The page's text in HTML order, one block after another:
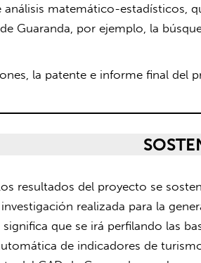
análisis matemático-estadísticos,
Guaranda, por ejemplo, la
la patente e informe final del
resultados del proyecto se
investigación realizada para la
significa que se irá perfilando las
de indicadores de